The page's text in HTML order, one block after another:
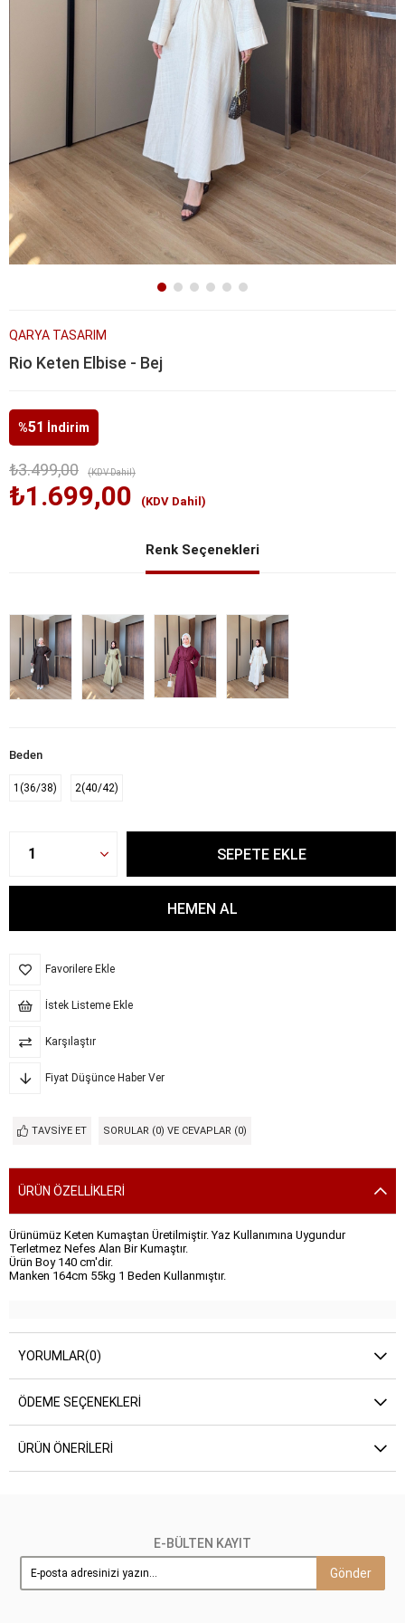
QARYA TASARIM
Rio Keten Elbise - Bej
%51 İndirim
₺3.499,00 (KDV Dahil)
₺1.699,00 (KDV Dahil)
Renk Seçenekleri
Beden
1(36/38) 2(40/42)
Favorilere Ekle
İstek Listeme Ekle
Karşılaştır
Fiyat Düşünce Haber Ver
TAVSIYE ET SORULAR (0) VE CEVAPLAR (0)
ÜRÜN ÖZELLIKLERI
Ürünümüz Keten Kumaştan Üretilmiştir. Yaz Kullanımına Uygundur
Terletmez Nefes Alan Bir Kumaştır.
Ürün Boy 140 cm'dir.
Manken 164cm 55kg 1 Beden Kullanmıştır.
YORUMLAR(0)
ÖDEME SEÇENEKLERI
ÜRÜN ÖNERILERI
E-BÜLTEN KAYIT
Gönder